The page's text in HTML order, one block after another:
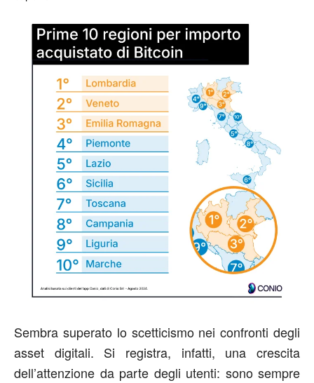
Sembra superato lo scetticismo nei confronti degli
asset digitali. Si registra, infatti, una crescita
dell’attenzione da parte degli utenti: sono sempre